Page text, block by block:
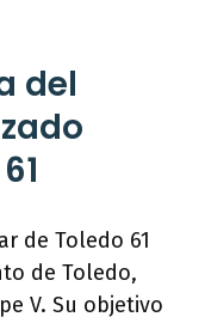
del
de Toledo 61
de Toledo,
V. Su objetivo